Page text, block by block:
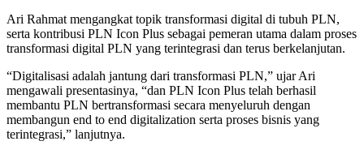
Ari Rahmat mengangkat topik transformasi digital di tubuh PLN,
serta kontribusi PLN Icon Plus sebagai pemeran utama dalam proses
transformasi digital PLN yang terintegrasi dan terus berkelanjutan.
“Digitalisasi adalah jantung dari transformasi PLN,” ujar Ari
mengawali presentasinya, “dan PLN Icon Plus telah berhasil
membantu PLN bertransformasi secara menyeluruh dengan
membangun end to end digitalization serta proses bisnis yang
terintegrasi,” lanjutnya.